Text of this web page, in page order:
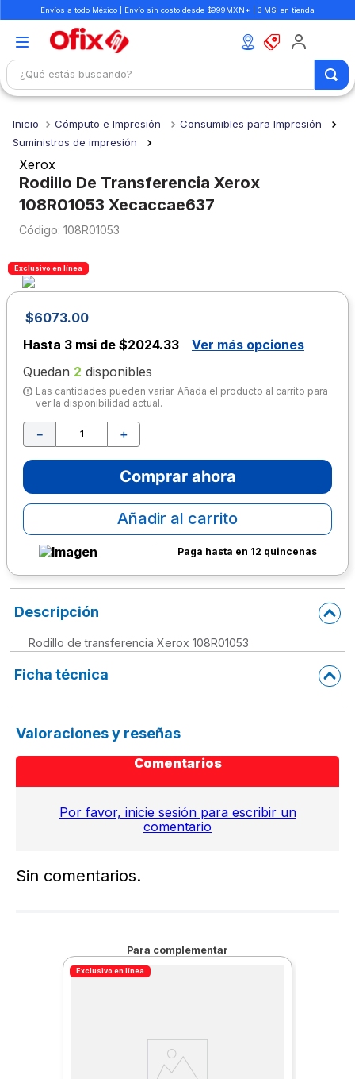
Envíos a todo México | Envío sin costo desde $999MXN* | 3 MSI en tienda
¿Qué estás buscando?
Cómputo e Impresión
Consumibles para Impresión
Suministros de impresión
Xerox
Rodillo De Transferencia Xerox
108R01053 Xecaccae637
: 108R01053
Exclusivo en línea
$6073.00
Hasta 3 msi de $2024.33
Ver más opciones
Quedan 2 disponibles
Las cantidades pueden variar. Añada el producto al carrito para
ver la disponibilidad actual.
＋
－
Comprar ahora
Añadir al carrito
Paga hasta en 12 quincenas
Descripción
Rodillo de transferencia Xerox 108R01053
Ficha técnica
Valoraciones y reseñas
Comentarios
Por favor, inicie sesión para escribir un
comentario
Sin comentarios.
Para complementar
Exclusivo en línea
1.
mochilas
2
3.
cuaderno
4.
colores
cuadernos
6.
boligrafo
7.
escolar
8.
sacapuntas
9 .
lapiz
10. escritorio